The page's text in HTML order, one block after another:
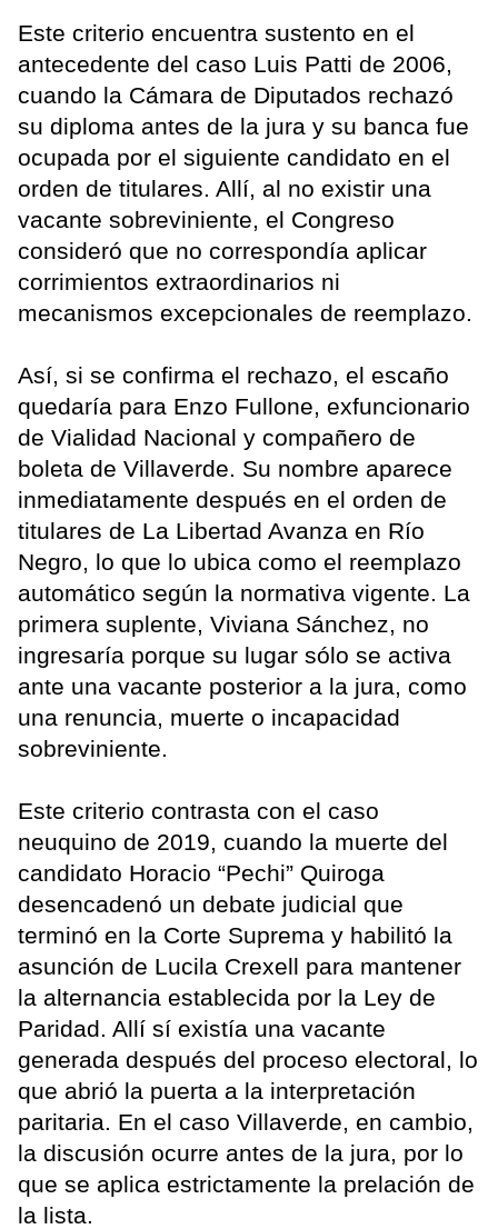
Este criterio encuentra sustento en el
antecedente del caso Luis Patti de 2006,
cuando la Cámara de Diputados rechazó
su diploma antes de la jura y su banca fue
ocupada por el siguiente candidato en el
orden de titulares. Allí, al no existir una
vacante sobreviniente, el Congreso
consideró que no correspondía aplicar
corrimientos extraordinarios ni
mecanismos excepcionales de reemplazo.
Así, si se confirma el rechazo, el escaño
quedaría para Enzo Fullone, exfuncionario
de Vialidad Nacional y compañero de
boleta de Villaverde. Su nombre aparece
inmediatamente después en el orden de
titulares de La Libertad Avanza en Río
Negro, lo que lo ubica como el reemplazo
automático según la normativa vigente. La
primera suplente, Viviana Sánchez, no
ingresaría porque su lugar sólo se activa
ante una vacante posterior a la jura, como
una renuncia, muerte o incapacidad
sobreviniente.
Este criterio contrasta con el caso
neuquino de 2019, cuando la muerte del
candidato Horacio “Pechi” Quiroga
desencadenó un debate judicial que
terminó en la Corte Suprema y habilitó la
asunción de Lucila Crexell para mantener
la alternancia establecida por la Ley de
Paridad. Allí sí existía una vacante
generada después del proceso electoral, lo
que abrió la puerta a la interpretación
paritaria. En el caso Villaverde, en cambio,
la discusión ocurre antes de la jura, por lo
que se aplica estrictamente la prelación de
la lista.